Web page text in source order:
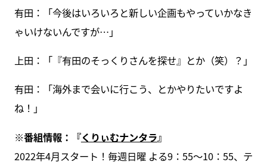
有田：「今後はいろいろと新しい企画もやっていかなき
ゃいけないんですが…」
上田：「『有田のそっくりさんを探せ』とか（笑）？」
有田：「海外まで会いに行こう、とかやりたいですよ
ね！」
※番組情報：『くりぃむナンタラ』
2022年4月スタート！毎週日曜 よる9：55～10：55、テ